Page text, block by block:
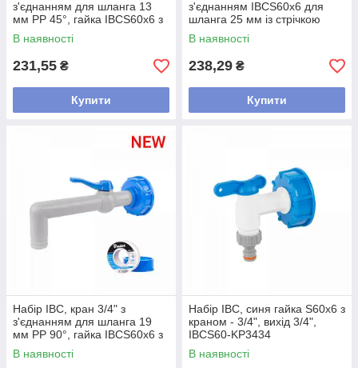
з'єднанням для шланга 13
мм PP 45°, гайка IBCS60x6 з
PTFE стрічкою, IBCS60-
GTM451213
В наявності
231,55 ₴
Купити
з'єднанням IBCS60x6 для
шланга 25 мм із стрічкою
PTFE, IBCS60-GTM453419
В наявності
238,29 ₴
Купити
Набір IBC, кран 3/4" з
з'єднанням для шланга 19
мм PP 90°, гайка IBCS60x6 з
PTFE стрічкою, IBCS60-
GTM903419
В наявності
Набір IBC, синя гайка S60x6 з
краном - 3/4", вихід 3/4",
IBCS60-KP3434
В наявності